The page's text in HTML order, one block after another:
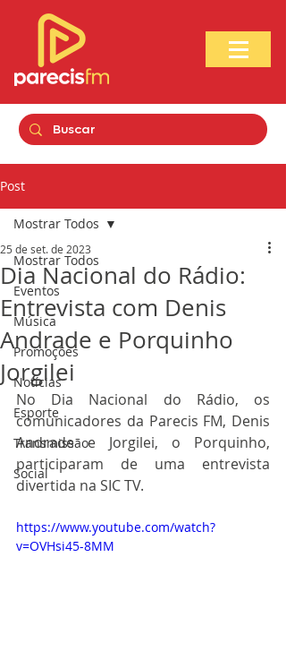
Post
Mostrar Todos
Eventos
Música
Promoções
Notícias
Esporte
Transmissão
Social
Mostrar Todos
Dia Nacional do Rádio:
Entrevista com Denis
Andrade e Porquinho
Jorgilei
25 de set. de 2023
No Dia Nacional do Rádio, os
comunicadores da Parecis FM, Denis
Andrade e Jorgilei, o Porquinho,
participaram de uma entrevista
divertida na SIC TV.
https://www.youtube.com/watch?
v=OVHsi45-8MM